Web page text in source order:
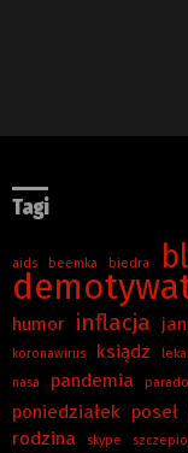
Tagi
aids beemka biedra
humor inflacja
koronawirus ksiądz
nasa pandemia
poniedziałek poseł
rodzina skype